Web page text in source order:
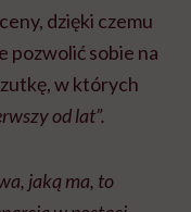
dzięki czemu
pozwolić sobie na
w których
od lat”.
jaką ma, to